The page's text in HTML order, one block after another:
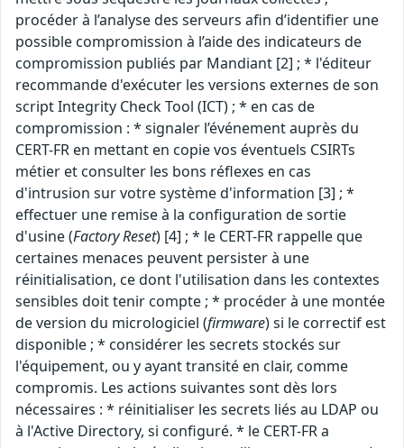
procéder à l’analyse des serveurs afin d’identifier une
possible compromission à l’aide des indicateurs de
compromission publiés par Mandiant [2] ; * l'éditeur
recommande d'exécuter les versions externes de son
script Integrity Check Tool (ICT) ; * en cas de
compromission : * signaler l’événement auprès du
CERT-FR en mettant en copie vos éventuels CSIRTs
métier et consulter les bons réflexes en cas
d'intrusion sur votre système d'information [3] ; *
effectuer une remise à la configuration de sortie
d'usine (Factory Reset) [4] ; * le CERT-FR rappelle que
certaines menaces peuvent persister à une
réinitialisation, ce dont l'utilisation dans les contextes
sensibles doit tenir compte ; * procéder à une montée
de version du micrologiciel (firmware) si le correctif est
disponible ; * considérer les secrets stockés sur
l'équipement, ou y ayant transité en clair, comme
compromis. Les actions suivantes sont dès lors
nécessaires : * réinitialiser les secrets liés au LDAP ou
à l'Active Directory, si configuré. * le CERT-FR a